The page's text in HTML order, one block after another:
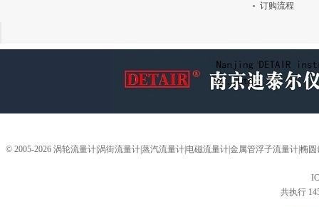
订购流程
© 2005-2026 涡轮流量计|涡街流量计|蒸汽流量计|电磁流量计|金属管浮子流量计|椭
共执行